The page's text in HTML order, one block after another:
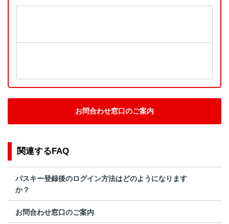
お問合わせ窓口のご案内
関連するFAQ
パスキー登録後のログイン方法はどのようになります
か？
お問合わせ窓口のご案内